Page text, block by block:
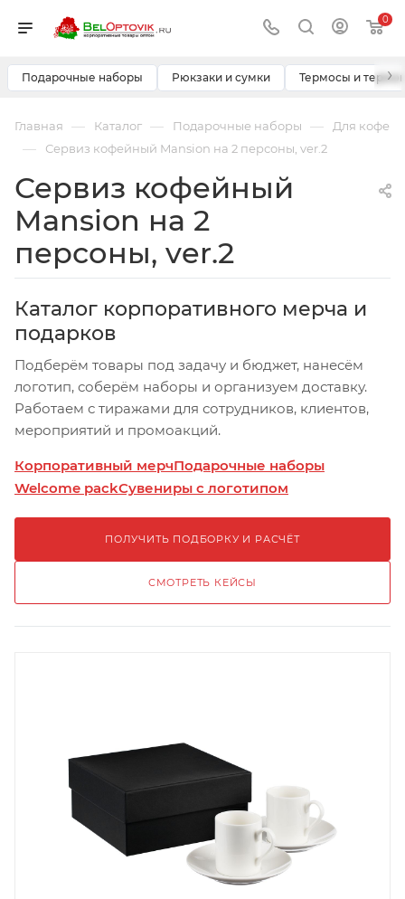
0
Подарочные наборы Рюкзаки и сумки Термосы и ›
Главная — Каталог — Подарочные наборы — Для кофе
— Сервиз кофейный Mansion на 2 персоны, ver.2
Сервиз кофейный
Mansion на 2
персоны, ver.2
Каталог корпоративного мерча и
подарков
Подберём товары под задачу и бюджет, нанесём
логотип, соберём наборы и организуем доставку.
Работаем с тиражами для сотрудников, клиентов,
мероприятий и промоакций.
Корпоративный мерчПодарочные наборы
Welcome packСувениры с логотипом
ПОЛУЧИТЬ ПОДБОРКУ И РАСЧЁТ
СМОТРЕТЬ КЕЙСЫ